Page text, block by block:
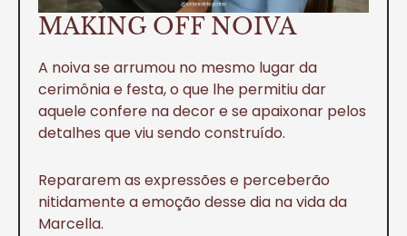
MAKING OFF NOIVA
A noiva se arrumou no mesmo lugar da
cerimônia e festa, o que lhe permitiu dar
aquele confere na decor e se apaixonar pelos
detalhes que viu sendo construído.
Repararem as expressões e perceberão
nitidamente a emoção desse dia na vida da
Marcella.